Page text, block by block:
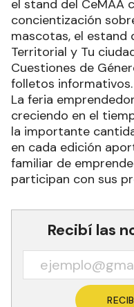
el stand del CeMAA
concientización
mascotas, el estand
Territorial y Tu
Cuestiones de
folletos informativos.
La feria
creciendo en el
la importante
en cada edición
familiar de
participan con sus
Recibí las